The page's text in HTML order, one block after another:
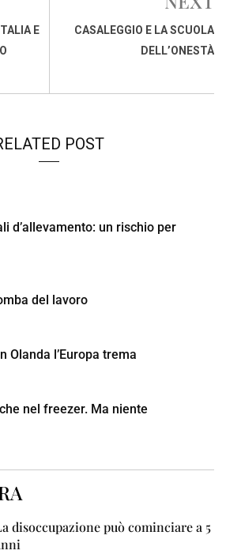
d
E
CASALEGGIO E LA SCUOLA
DELL’ONESTÀ
POST
d’allevamento: un rischio per
del lavoro
Olanda l’Europa trema
nel freezer. Ma niente
disoccupazione può cominciare a 5